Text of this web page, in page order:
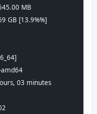
MB
amd64
03 minutes